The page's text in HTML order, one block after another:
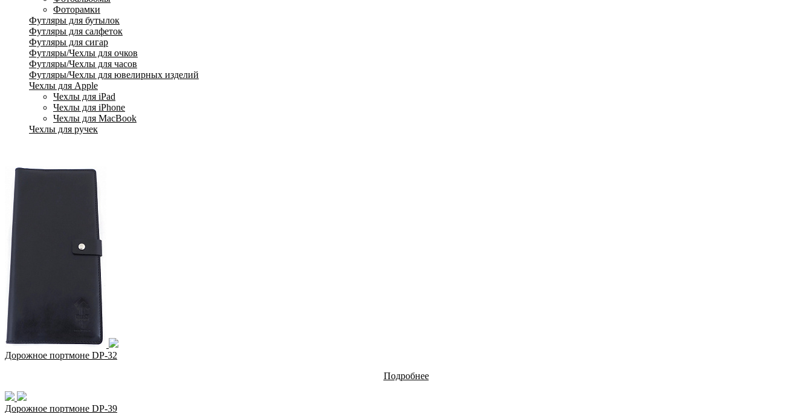
Фоторамки
Футляры для бутылок
Футляры для салфеток
Футляры для сигар
Футляры/Чехлы для очков
Футляры/Чехлы для часов
Футляры/Чехлы для ювелирных изделий
Чехлы для Apple
Чехлы для iPad
Чехлы для iPhone
Чехлы для MacBook
Чехлы для ручек
Дорожное портмоне DP-32
Подробнее
Дорожное портмоне DP-39